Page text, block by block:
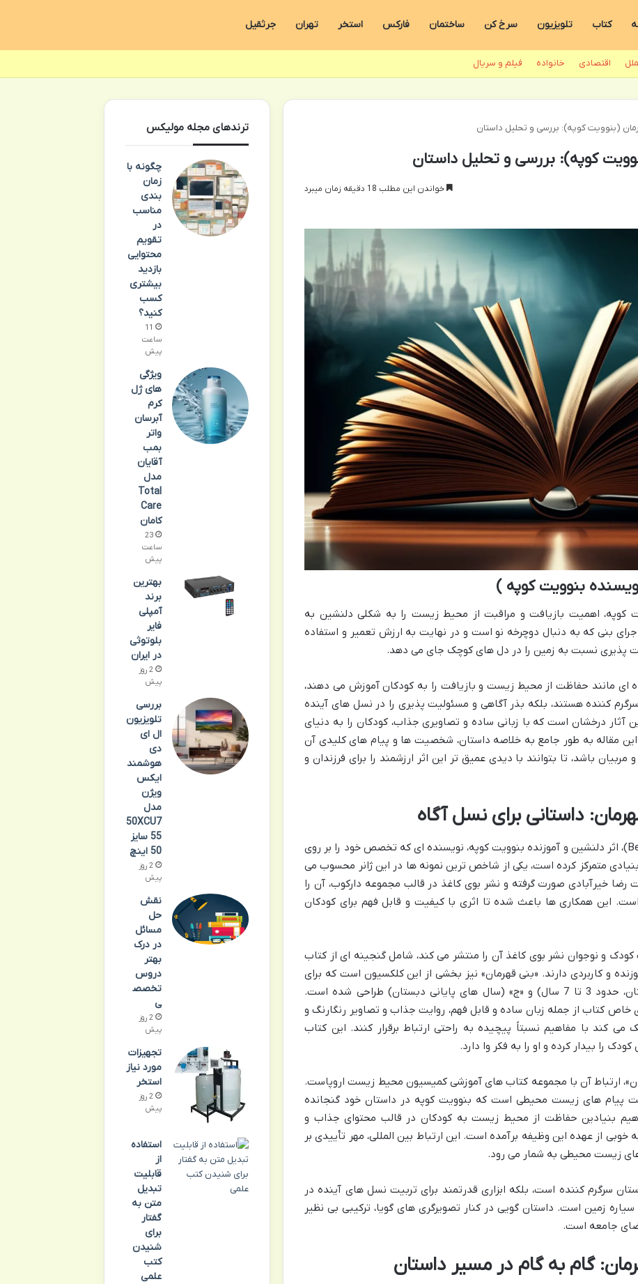
کتاب تلویزیون سرخ کن ساختمان فارکس استخر تهران جرثقیل
اقتصادی خانواده فیلم و سریال
(بنوویت کوپه): بررسی و تحلیل داستان
کوپه): بررسی و تحلیل داستان
خواندن این مطلب 18 دقیقه زمان میبرد
بنوویت کوپه )
کوپه، اهمیت بازیافت و مراقبت از محیط زیست را به شکلی دلنشین به
بنی که به دنبال دوچرخه نو است و در نهایت به ارزش تعمیر و استفاده
پذیری نسبت به زمین را در دل های کوچک جای می دهد.
ای مانند حفاظت از محیط زیست و بازیافت را به کودکان آموزش می دهند،
کننده هستند، بلکه بذر آگاهی و مسئولیت پذیری را در نسل های آینده
آثار درخشان است که با زبانی ساده و تصاویری جذاب، کودکان را به دنیای
مقاله به طور جامع به خلاصه داستان، شخصیت ها و پیام های کلیدی آن
مربیان باشد، تا بتوانند با دیدی عمیق تر این اثر ارزشمند را برای فرزندان و
داستانی برای نسل آگاه
کتاب «بنی قهرمان» (Benny’s a Champion)، اثر دلنشین و آموزنده بنوویت کوپه، نویسنده ای که تخصص خود را بر روی
متمرکز کرده است، یکی از شاخص ترین نمونه ها در این ژانر محسوب می
خیرآبادی صورت گرفته و نشر بوی کاغذ در قالب مجموعه دارکوب، آن را
این همکاری ها باعث شده تا اثری با کیفیت و قابل فهم برای کودکان
و نوجوان نشر بوی کاغذ آن را منتشر می کند، شامل گنجینه ای از کتاب
و کاربردی دارند. «بنی قهرمان» نیز بخشی از این کلکسیون است که برای
گروه سنی «ب» (سال های آغازین دبستان، حدود 3 تا 7 سال) و «ج» (سال های پایانی دبستان) طراحی شده است.
خاص کتاب از جمله زبان ساده و قابل فهم، روایت جذاب و تصاویر رنگارنگ و
کند با مفاهیم نسبتاً پیچیده به راحتی ارتباط برقرار کنند. این کتاب
را بیدار کرده و او را به فکر وا دارد.
ارتباط آن با مجموعه کتاب های آموزشی کمیسیون محیط زیست اروپاست.
پیام های زیست محیطی است که بنوویت کوپه در داستان خود گنجانده
بنیادین حفاظت از محیط زیست به کودکان در قالب محتوای جذاب و
از عهده این وظیفه برآمده است. این ارتباط بین المللی، مهر تأییدی بر
زیست محیطی به شمار می رود.
سرگرم کننده است، بلکه ابزاری قدرتمند برای تربیت نسل های آینده در
زمین است. داستان گویی در کنار تصویرگری های گویا، ترکیبی بی نظیر
جامعه است.
گام به گام در مسیر داستان
ترندهای مجله مولیکس
چگونه با
زمان
بندی
مناسب
در
تقویم
محتوایی
بازدید
بیشتری
کسب
کنید؟
11
ساعت
پیش
ویژگی
های ژل
کرم
آبرسان
واتر
بمب
آقایان
مدل
Total
Care
کامان
23
ساعت
پیش
بهترین
برند
آمپلی
فایر
بلوتوثی
در ایران
2 روز
پیش
بررسی
تلویزیون
ال ای
دی
هوشمند
ایکس
ویژن
مدل
50XCU7
55 سایز
50 اینچ
2 روز
پیش
نقش
حل
مسائل
در درک
بهتر
دروس
تخصص
ی
2 روز
پیش
تجهیزات
مورد نیاز
استخر
2 روز
پیش
استفاده
از
قابلیت
تبدیل
متن به
گفتار
برای
شنیدن
کتب
علمی